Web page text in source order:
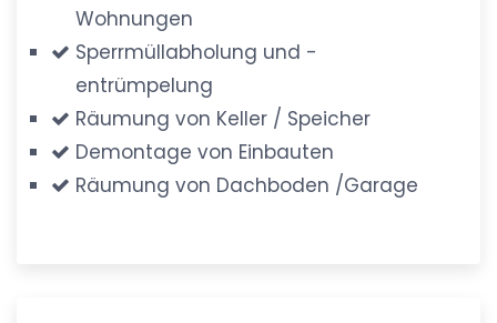
Wohnungen
Sperrmüllabholung und -
entrümpelung
Räumung von Keller / Speicher
Demontage von Einbauten
Räumung von Dachboden /Garage